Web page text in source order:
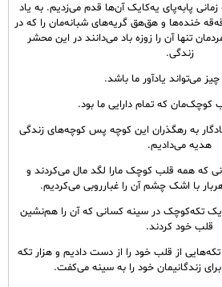
پابه‌پای یه‌کایک آن‌ها قدم می‌زدیم. به یاد
خنده‌ها و هق‌هق گریه‌های شبانه‌مان را که در
تنها آن را زوزه باد می‌دانند در این محشر
زندگی.
می‌تواند یادآور ما باشد.
کوچک‌مان که تمام دارایی ما بود.
به رهگذران این کوچه پس کوچه‌های زندگی
هدیه می‌دادیم.
که همه قلب کوچک مارا لگد مال می‌کردند و
با اشک چشم آن را غبارروبی می‌کردیم.
یک تکه‌کوچک در سینه کسانی که آن را هم‌نشین
قلب خود کردند.
از قلب خود را از دست دادیم و هزار تکه
زندگانیمان خود را به سینه می‌‌کفت.